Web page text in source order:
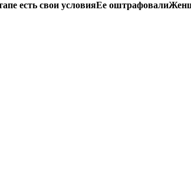
есть свои условияЕе оштрафовали